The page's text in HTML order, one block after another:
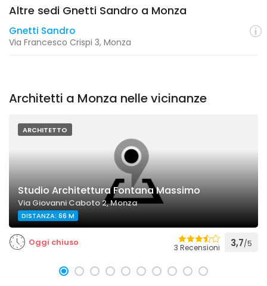
Altre sedi Gnetti Sandro a Monza
Gnetti Sandro
Via Francesco Crispi 3, Monza
Architetti a Monza nelle vicinanze
ARCHITETTO
Studio Architettura Fontana Massimo
Via Giovanni Caboto 2, Monza
DISTANZA: 66 M
Oggi chiuso 3 Recensioni 3,7/5